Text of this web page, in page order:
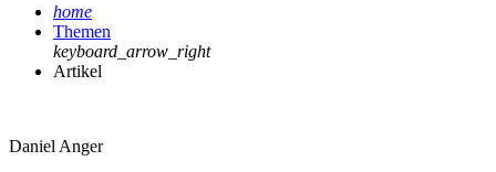
home
Themen
keyboard_arrow_right
Artikel
Daniel Anger